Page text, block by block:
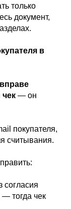
только
документ,
в
— он
покупателя,
считывания.
согласия
— тогда чек